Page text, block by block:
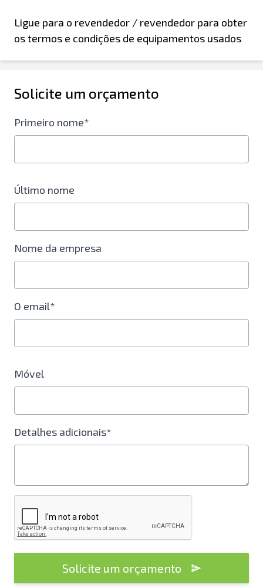
Ligue para o revendedor / revendedor para obter
os termos e condições de equipamentos usados
Solicite um orçamento
Primeiro nome*
Último nome
Nome da empresa
O email*
Móvel
Detalhes adicionais*
Solicite um orçamento